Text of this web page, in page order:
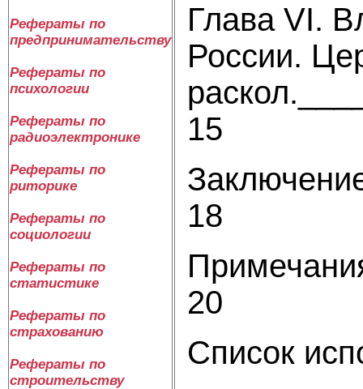
Рефераты по
предпринимательству
Рефераты по
психологии
Рефераты по
радиоэлектронике
Рефераты по
риторике
Рефераты по
социологии
Рефераты по
статистике
Рефераты по
страхованию
Рефераты по
строительству
Глава VI.
России.
15
18
20
Список